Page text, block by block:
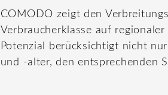
COMODO zeigt den
Verbraucherklasse auf
Potenzial berücksichtigt nicht
und -alter, den entsprechenden